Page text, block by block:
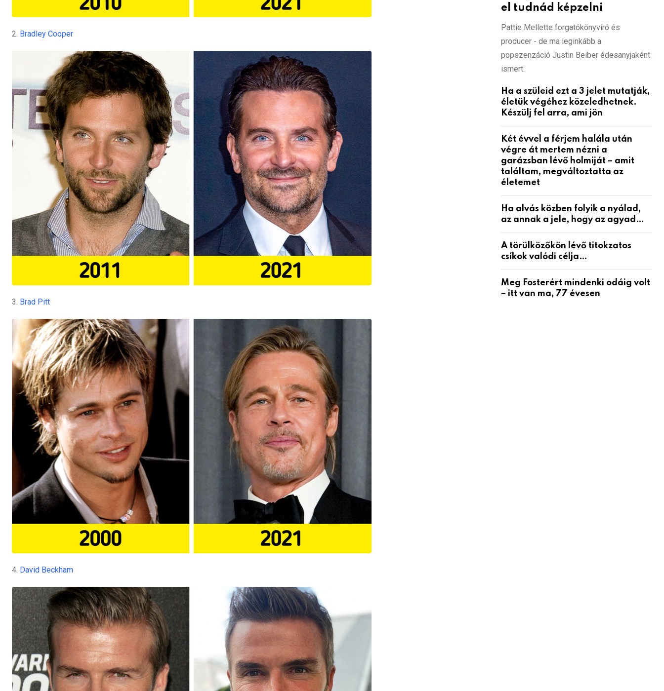
2. Bradley Cooper
3. Brad Pitt
4. David Beckham
el tudnád képzelni
Pattie Mellette forgatókönyvíró és
producer - de ma leginkább a
popszenzáció Justin Beiber édesanyjaként
ismert.
Ha a szüleid ezt a 3 jelet mutatják,
életük végéhez közeledhetnek.
Készülj fel arra, ami jön
Két évvel a férjem halála után
végre át mertem nézni a
garázsban lévő holmiját – amit
találtam, megváltoztatta az
életemet
Ha alvás közben folyik a nyálad,
az annak a jele, hogy az agyad…
A törülközőkön lévő titokzatos
csíkok valódi célja…
Meg Fosterért mindenki odáig volt
– itt van ma, 77 évesen